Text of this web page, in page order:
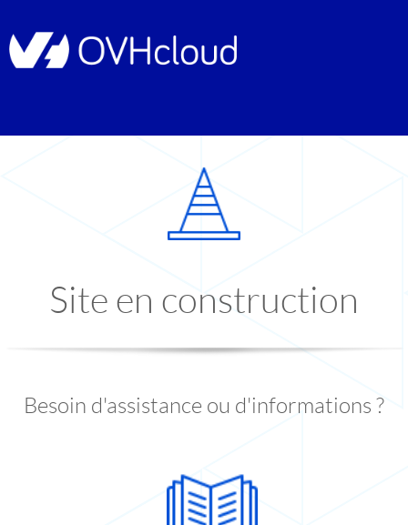
Site en construction
Besoin d'assistance ou d'informations ?